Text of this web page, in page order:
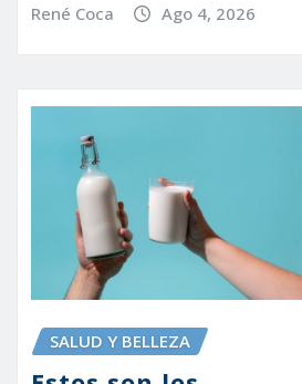
René Coca Ago 4, 2026
SALUD Y BELLEZA